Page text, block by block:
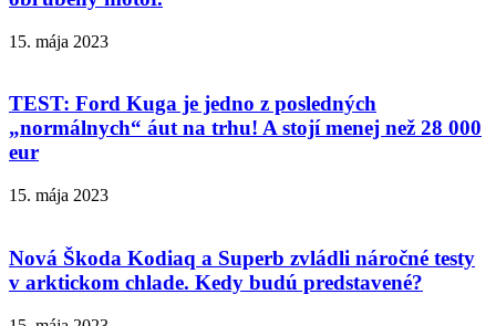
15. mája 2023
TEST: Ford Kuga je jedno z posledných
„normálnych“ áut na trhu! A stojí menej než 28 000
eur
15. mája 2023
Nová Škoda Kodiaq a Superb zvládli náročné testy
v arktickom chlade. Kedy budú predstavené?